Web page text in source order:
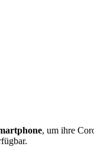
, um ihre